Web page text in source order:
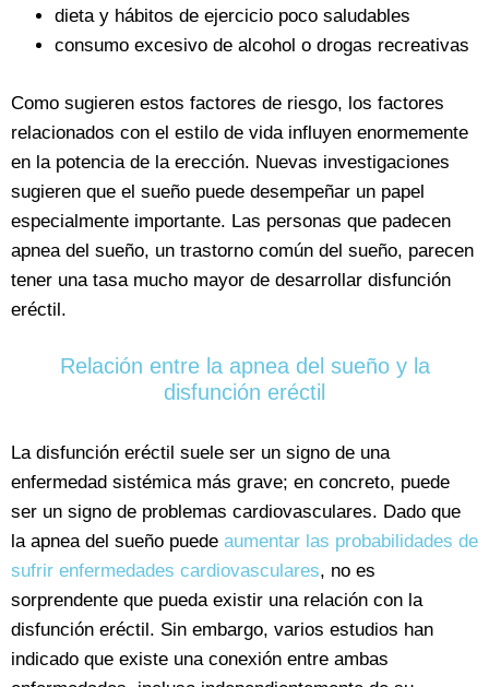
dieta y hábitos de ejercicio poco saludables
consumo excesivo de alcohol o drogas recreativas
Como sugieren estos factores de riesgo, los factores
relacionados con el estilo de vida influyen enormemente
en la potencia de la erección. Nuevas investigaciones
sugieren que el sueño puede desempeñar un papel
especialmente importante. Las personas que padecen
apnea del sueño, un trastorno común del sueño, parecen
tener una tasa mucho mayor de desarrollar disfunción
eréctil.
Relación entre la apnea del sueño y la
disfunción eréctil
La disfunción eréctil suele ser un signo de una
enfermedad sistémica más grave; en concreto, puede
ser un signo de problemas cardiovasculares. Dado que
la apnea del sueño puede aumentar las probabilidades de
sufrir enfermedades cardiovasculares, no es
sorprendente que pueda existir una relación con la
disfunción eréctil. Sin embargo, varios estudios han
indicado que existe una conexión entre ambas